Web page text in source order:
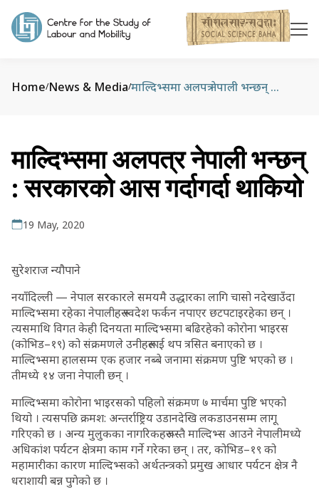
Home/News & Media/ माल्दिभ्‍समा अलपत्र नेपाली भन्छन् : सरकारको आस गर्दागर्दा थाकियो
माल्दिभ्‍समा अलपत्र नेपाली भन्छन्
: सरकारको आस गर्दागर्दा थाकियो
19 May, 2020
सुरेशराज न्यौपाने
नयाँदिल्ली — नेपाल सरकारले समयमै उद्धारका लागि चासो नदेखाउँदा
माल्दिभ्समा रहेका नेपालीहरू स्वदेश फर्कन नपाएर छटपटाइरहेका छन् ।
त्यसमाथि विगत केही दिनयता माल्दिभ्समा बढिरहेको कोरोना भाइरस
(कोभिड–१९) को संक्रमणले उनीहरूलाई थप त्रसित बनाएको छ ।
माल्दिभ्समा हालसम्म एक हजार नब्बे जनामा संक्रमण पुष्टि भएको छ ।
तीमध्ये १४ जना नेपाली छन् ।
माल्दिभ्समा कोरोना भाइरसको पहिलो संक्रमण ७ मार्चमा पुष्टि भएको
थियो । त्यसपछि क्रमश: अन्तर्राष्ट्रिय उडानदेखि लकडाउनसम्म लागू
गरिएको छ । अन्य मुलुकका नागरिकहरूजस्तै माल्दिभ्स आउने नेपालीमध्ये
अधिकांश पर्यटन क्षेत्रमा काम गर्ने गरेका छन् । तर, कोभिड–१९ को
महामारीका कारण माल्दिभ्सको अर्थतन्त्रको प्रमुख आधार पर्यटन क्षेत्र नै
धराशायी बन्न पुगेको छ ।